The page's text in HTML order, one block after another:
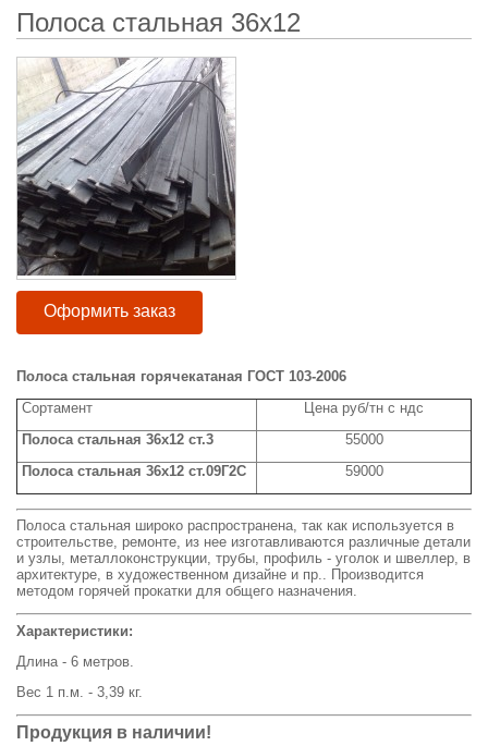
Полоса стальная 36x12
Оформить заказ
Полоса стальная горячекатаная ГОСТ 103-2006
Сортамент
Цена руб/тн с ндс
Полоса стальная 36x12 ст.3
55000
Полоса стальная 36x12 ст.09Г2С
59000
Полоса стальная широко распространена, так как используется в
строительстве, ремонте, из нее изготавливаются различные детали
и узлы, металлоконструкции, трубы, профиль - уголок и швеллер, в
архитектуре, в художественном дизайне и пр.. Производится
методом горячей прокатки для общего назначения.
Характеристики:
Длина - 6 метров.
Вес 1 п.м. - 3,39 кг.
Продукция в наличии!